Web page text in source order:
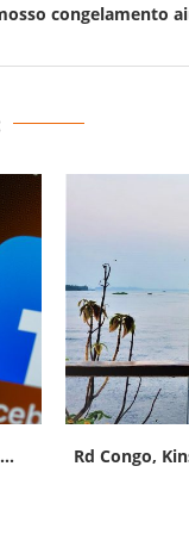
congelamento
Trentasei